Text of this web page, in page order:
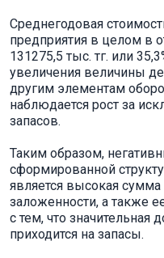
Среднегодовая
предприятия в целом в
131275,5 тыс. тг. или
увеличения величины
другим элементам
наблюдается рост за
запасов.
Таким образом,
сформированной
является высокая
заложенности, а также
с тем, что значительная
приходится на запасы.